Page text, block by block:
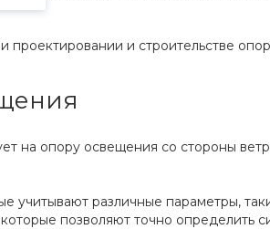
и строительстве
на опору освещения со стороны
различные параметры,
позволяют точно определить